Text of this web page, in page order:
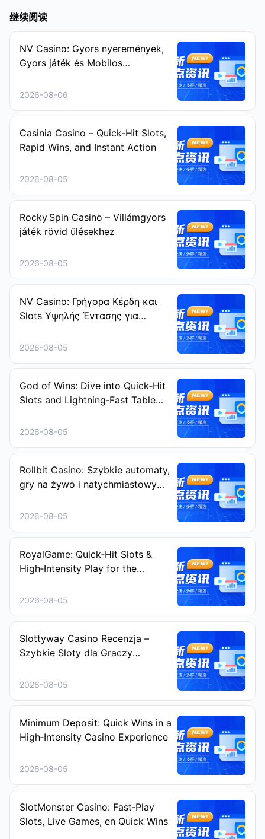
继续阅读
NV Casino: Gyors nyeremények,
Gyors játék és Mobilos
2026-08-06
Casinia Casino – Quick‑Hit Slots,
Rapid Wins, and Instant Action
2026-08-05
Rocky Spin Casino – Villámgyors
játék rövid ülésekhez
2026-08-05
NV Casino: Γρήγορα Κέρδη και
Slots Υψηλής Έντασης για
2026-08-05
God of Wins: Dive into Quick‑Hit
Slots and Lightning‑Fast Table
2026-08-05
Rollbit Casino: Szybkie automaty,
gry na żywo i natychmiastowy
2026-08-05
RoyalGame: Quick‑Hit Slots &
High‑Intensity Play for the
2026-08-05
Slottyway Casino Recenzja –
Szybkie Sloty dla Graczy
2026-08-05
Minimum Deposit: Quick Wins in a
High‑Intensity Casino Experience
2026-08-05
SlotMonster Casino: Fast‑Play
Slots, Live Games, en Quick Wins